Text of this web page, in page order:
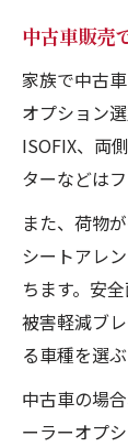
中古車販売
家族で中古
オプション
ISOFIX、両
ターなどは
また、荷物
シートアレ
ちます。安
被害軽減ブ
る車種を選
中古車の場
ーラーオプ